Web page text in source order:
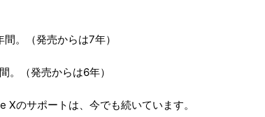
。（発売からは7年）
。（発売からは6年）
のサポートは、今でも続いています。